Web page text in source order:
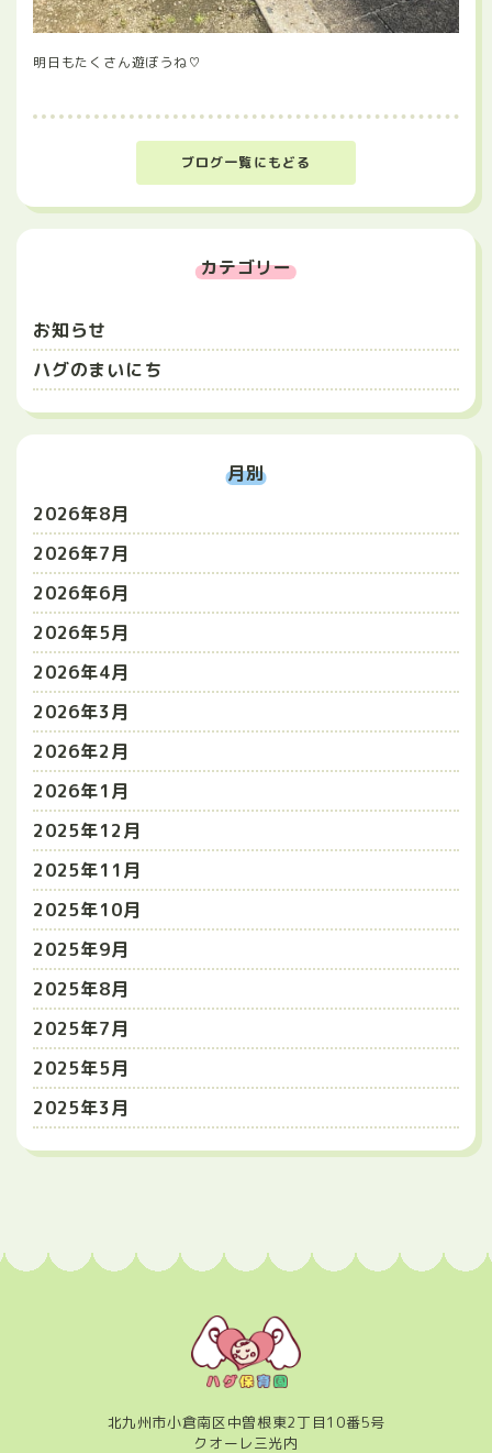
明日もたくさん遊ぼうね♡
ブログ一覧にもどる
カテゴリー
お知らせ
ハグのまいにち
月別
2026年8月
2026年7月
2026年6月
2026年5月
2026年4月
2026年3月
2026年2月
2026年1月
2025年12月
2025年11月
2025年10月
2025年9月
2025年8月
2025年7月
2025年5月
2025年3月
北九州市小倉南区中曽根東2丁目10番5号
クオーレ三光内